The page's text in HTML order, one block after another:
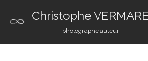
Aller
Christophe VERMARE
photographe auteur